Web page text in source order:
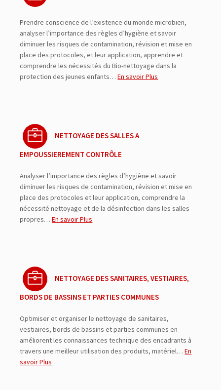
Prendre conscience de l’existence du monde microbien,
analyser l’importance des règles d’hygiène et savoir
diminuer les risques de contamination, révision et mise en
place des protocoles, et leur application, apprendre et
comprendre les nécessités du Bio-nettoyage dans la
protection des jeunes enfants…En savoir Plus
NETTOYAGE DES SALLES A
EMPOUSSIEREMENT CONTRÔLE
Analyser l’importance des règles d’hygiène et savoir
diminuer les risques de contamination, révision et mise en
place des protocoles et leur application, comprendre la
nécessité nettoyage et de la désinfection dans les salles
propres… En savoir Plus
NETTOYAGE DES SANITAIRES, VESTIAIRES,
BORDS DE BASSINS ET PARTIES COMMUNES
Optimiser et organiser le nettoyage de sanitaires,
vestiaires, bords de bassins et parties communes en
améliorent les connaissances technique des encadrants à
travers une meilleur utilisation des produits, matériel… En
savoir Plus